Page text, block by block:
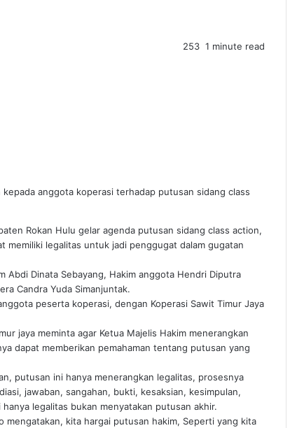
253 1 minute read
anggota koperasi terhadap putusan sidang class
Rokan Hulu gelar agenda putusan sidang class action,
memiliki legalitas untuk jadi penggugat dalam gugatan
Abdi Dinata Sebayang, Hakim anggota Hendri Diputra
Candra Yuda Simanjuntak.
peserta koperasi, dengan Koperasi Sawit Timur Jaya
jaya meminta agar Ketua Majelis Hakim menerangkan
dapat memberikan pemahaman tentang putusan yang
putusan ini hanya menerangkan legalitas, prosesnya
jawaban, sangahan, bukti, kesaksian, kesimpulan,
legalitas bukan menyatakan putusan akhir.
kita hargai putusan hakim, Seperti yang kita